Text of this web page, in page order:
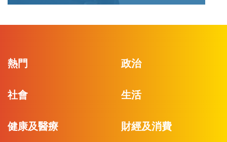
熱門 政治
社會 生活
健康及醫療 財經及消費